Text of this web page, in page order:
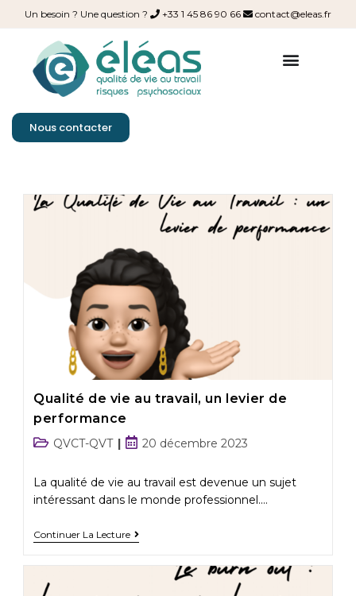
Un besoin ? Une question ? +33 1 45 86 90 66 contact@eleas.fr
Nous contacter
Qualité de vie au travail, un levier de
performance
QVCT-QVT 20 décembre 2023
La qualité de vie au travail est devenue un sujet
intéressant dans le monde professionnel.…
Continuer La Lecture